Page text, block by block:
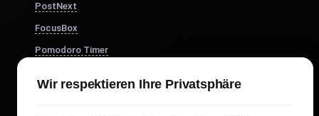
PostNext
FocusBox
Pomodoro Timer
DesignerBox
Wir respektieren Ihre Privatsphäre